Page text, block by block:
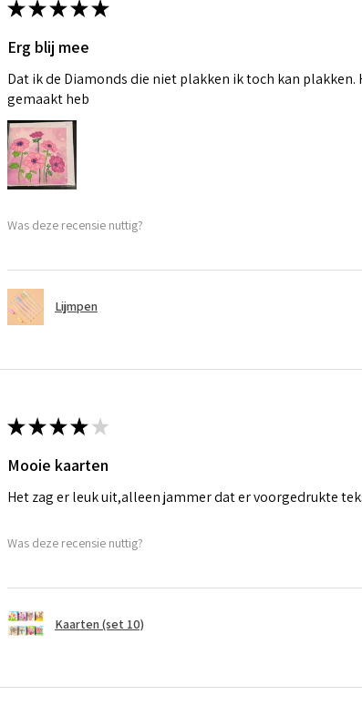
★★★★★
Erg blij mee
Dat ik de Diamonds die niet plakken ik toch kan
gemaakt heb
Was deze recensie nuttig?
Lijmpen
★★★★ ★
Mooie kaarten
Het zag er leuk uit,alleen jammer dat er voorgedrukte
Was deze recensie nuttig?
Kaarten (set 10)